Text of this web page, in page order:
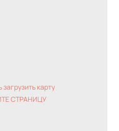
загрузить карту
СТРАНИЦУ